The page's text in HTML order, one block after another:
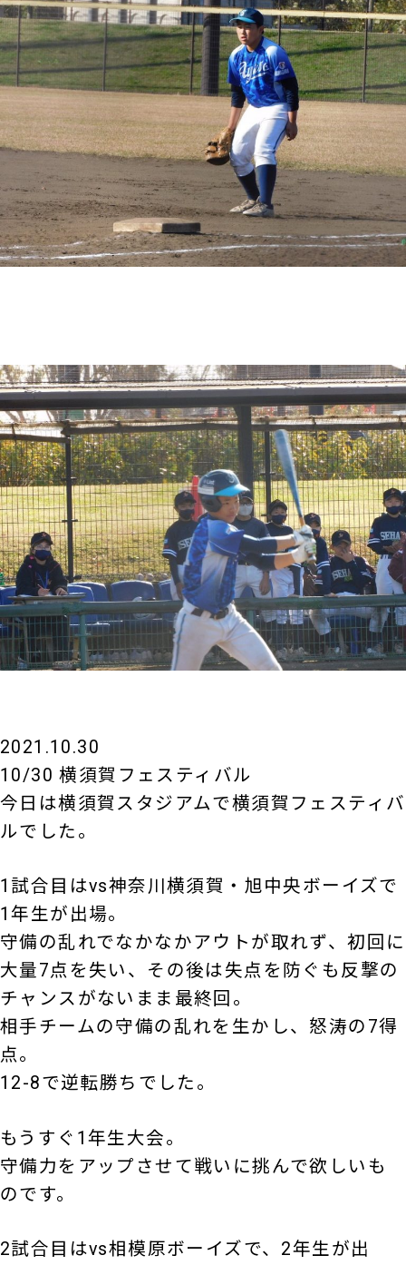
2021.10.30
10/30 横須賀フェスティバル
今日は横須賀スタジアムで横須賀フェスティバ
ルでした。
1試合目はvs神奈川横須賀・旭中央ボーイズで
1年生が出場。
守備の乱れでなかなかアウトが取れず、初回に
大量7点を失い、その後は失点を防ぐも反撃の
チャンスがないまま最終回。
相手チームの守備の乱れを生かし、怒涛の7得
点。
12-8で逆転勝ちでした。
もうすぐ1年生大会。
守備力をアップさせて戦いに挑んで欲しいも
のです。
2試合目はvs相模原ボーイズで、2年生が出